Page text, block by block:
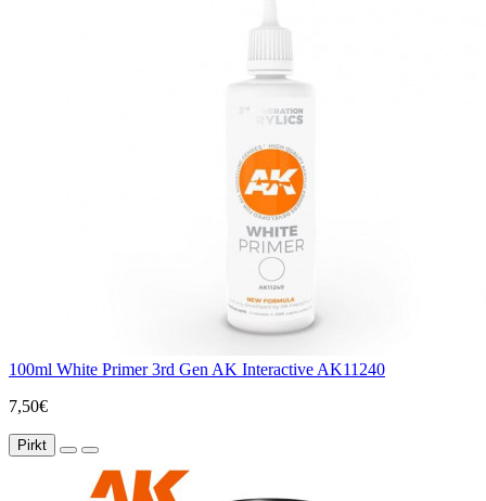
100ml White Primer 3rd Gen AK Interactive AK11240
7,50€
Pirkt